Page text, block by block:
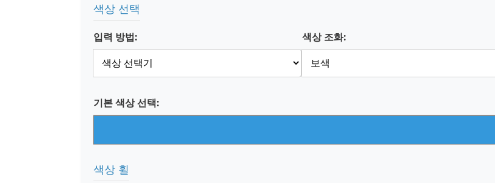
색상 선택
입력 방법: 색상 조화:
기본 색상 선택:
색상 휠